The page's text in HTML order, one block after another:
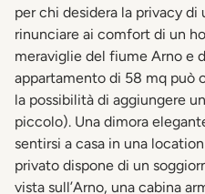
per chi desidera la privacy di
rinunciare ai comfort di un
meraviglie del fiume Arno e
appartamento di 58 mq può
la possibilità di aggiungere
piccolo). Una dimora
sentirsi a casa in una
privato dispone di un
vista sull’Arno, una cabina